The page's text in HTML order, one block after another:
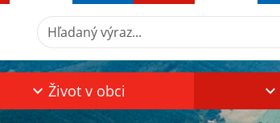
Hľadaný výraz...
Život v obci